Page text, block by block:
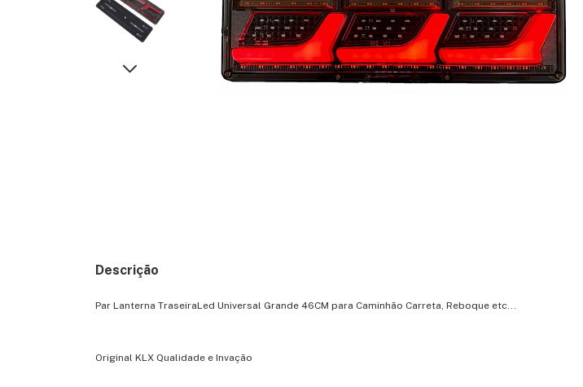
Descrição
Par Lanterna TraseiraLed Universal Grande 46CM para Caminhão Carreta, Reboque etc...
Original KLX Qualidade e Invação